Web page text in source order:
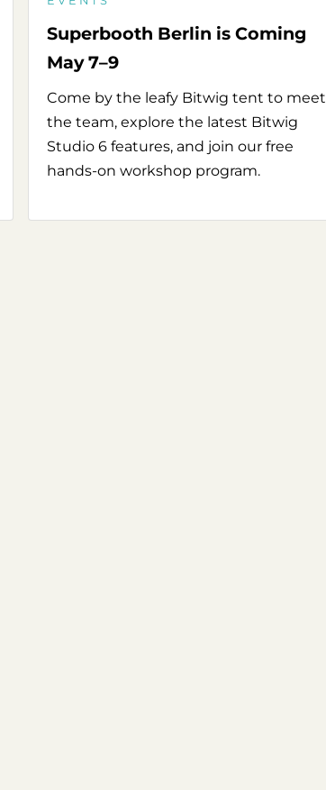
Superbooth Berlin is Coming
May 7–9
Come by the leafy Bitwig tent to meet
the team, explore the latest Bitwig
Studio 6 features, and join our free
hands-on workshop program.